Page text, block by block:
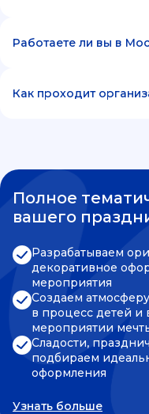
Работаете ли вы в
Как проходит
Полное
вашего
Разрабатываем
декоративное
мероприятия
Создаем
в процесс детей и
мероприятии
Сладости,
подбираем
оформления
Узнать больше